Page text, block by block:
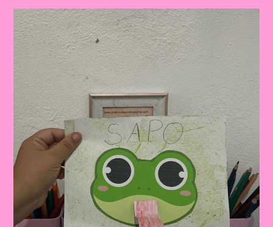
Sapo
Não
Lava
O
Pé”
Nas
Aulas|Atividade
Educativa
Com
A
Música
Sapo
Não
Lava
O
Pé”
Mais
Sequência
Didática